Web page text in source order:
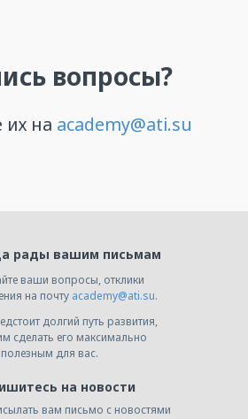
рады вашим письмам
ваши вопросы, отклики
на почту academy@ati.su.
вам письмо с новостями
долгий путь развития,
сделать его максимально
полезным для вас.
на новости